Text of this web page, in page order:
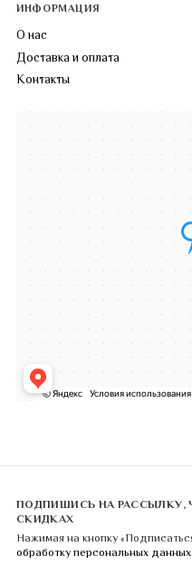
ИНФОРМАЦИЯ
О нас
Доставка и оплата
Контакты
ПОДПИШИСЬ НА РАССЫЛКУ,
СКИДКАХ
Нажимая на кнопку
обработку персональных данных.